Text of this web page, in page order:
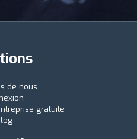
de nous
gratuite